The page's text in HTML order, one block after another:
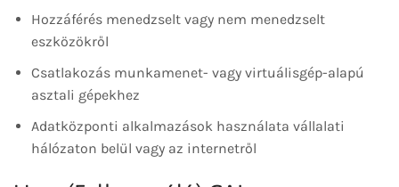
Hozzáférés menedzselt vagy nem menedzselt
eszközökről
Csatlakozás munkamenet- vagy virtuálisgép-alapú
asztali gépekhez
Adatközponti alkalmazások használata vállalati
hálózaton belül vagy az internetről